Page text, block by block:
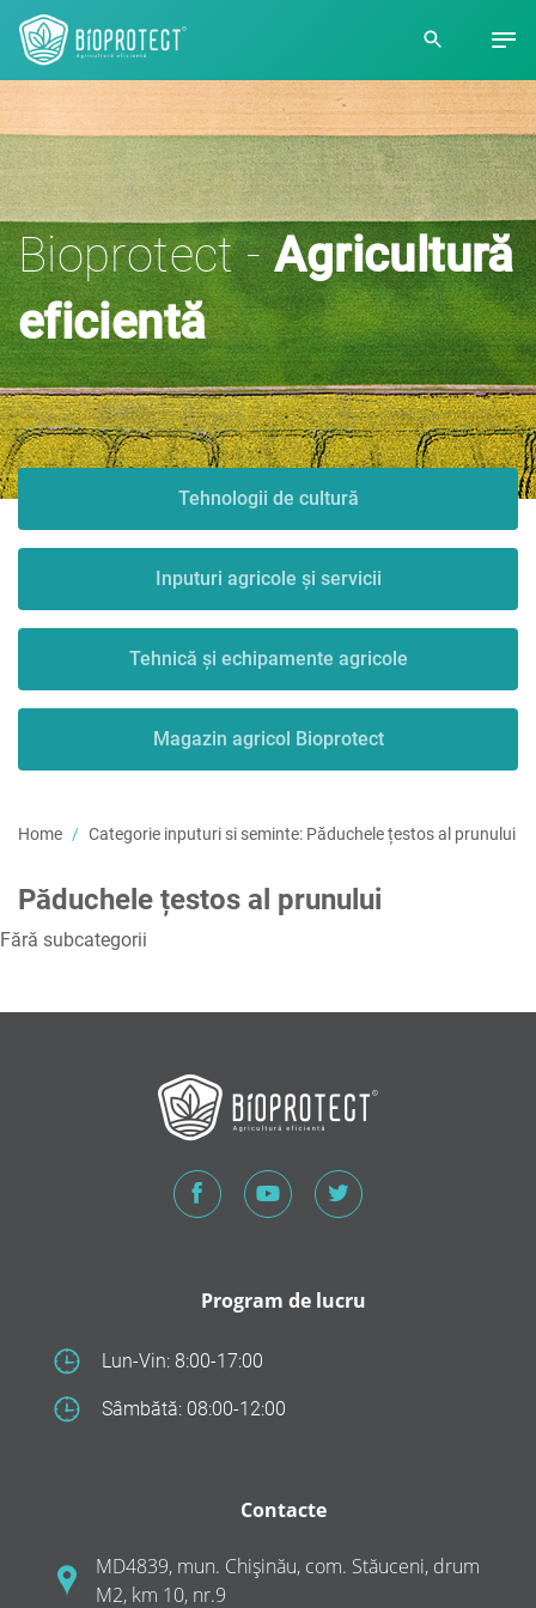
Bioprotect -Agricultură
eficientă
Tehnologii de cultură
Inputuri agricole și servicii
Tehnică și echipamente agricole
Magazin agricol Bioprotect
Home Categorie inputuri si seminte: Păduchele țestos al prunului
Păduchele țestos al prunului
Fără subcategorii
Program de lucru
Lun-Vin: 8:00-17:00
Sâmbătă: 08:00-12:00
Contacte
MD4839, mun. Chișinău, com. Stăuceni, drum
M2, km 10, nr.9